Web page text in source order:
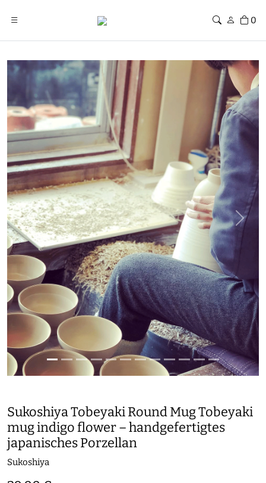
0
Previous Next
Sukoshiya Tobeyaki Round Mug Tobeyaki
mug indigo flower – handgefertigtes
japanisches Porzellan
Sukoshiya